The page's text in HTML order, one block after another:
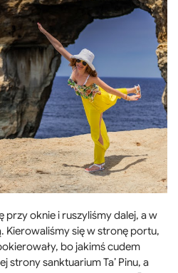
przy oknie i ruszyliśmy dalej, a w
Kierowaliśmy się w stronę portu,
bo jakimś cudem
strony sanktuarium Ta’ Pinu, a